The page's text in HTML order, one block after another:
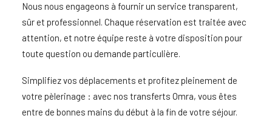
Nous nous engageons à fournir un service transparent,
sûr et professionnel. Chaque réservation est traitée avec
attention, et notre équipe reste à votre disposition pour
toute question ou demande particulière.
Simplifiez vos déplacements et profitez pleinement de
votre pèlerinage : avec nos transferts Omra, vous êtes
entre de bonnes mains du début à la fin de votre séjour.